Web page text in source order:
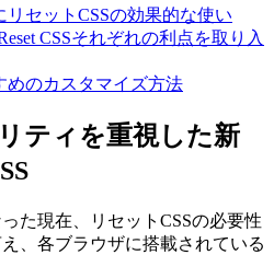
リセットCSSの効果的な使い
CSSそれぞれの利点を取り入
めのカスタマイズ方法
ティを重視した新
た現在、リセットCSSの必要性
、各ブラウザに搭載されている